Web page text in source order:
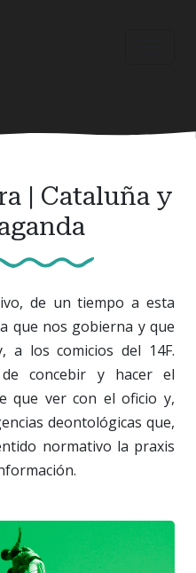
| Cataluña y
de un tiempo a esta
que nos gobierna y que
a los comicios del 14F.
concebir y hacer el
que ver con el oficio y,
deontológicas que,
normativo la praxis